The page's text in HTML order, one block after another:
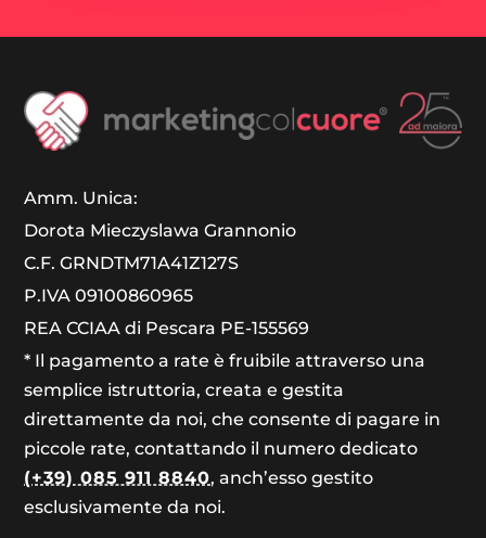
Amm. Unica:
Dorota Mieczyslawa Grannonio
C.F. GRNDTM71A41Z127S
P.IVA 09100860965
REA CCIAA di Pescara PE-155569
* Il pagamento a rate è fruibile attraverso una
semplice istruttoria, creata e gestita
direttamente da noi, che consente di pagare in
piccole rate, contattando il numero dedicato
(+39) 085 911 8840, anch’esso gestito
esclusivamente da noi.